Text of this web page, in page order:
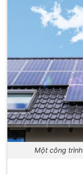
Một công trình